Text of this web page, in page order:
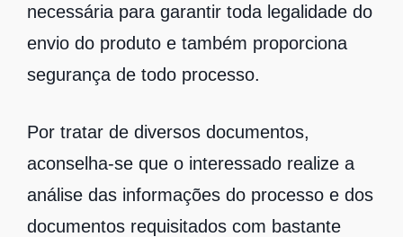
necessária para garantir toda legalidade do
envio do produto e também proporciona
segurança de todo processo.
Por tratar de diversos documentos,
aconselha-se que o interessado realize a
análise das informações do processo e dos
documentos requisitados com bastante